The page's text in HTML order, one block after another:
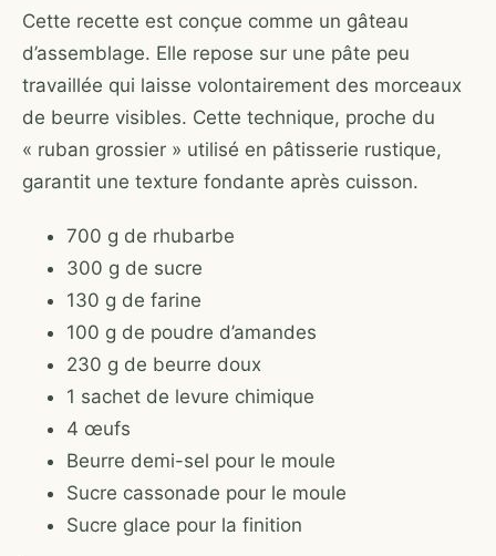
Cette recette est conçue comme un gâteau
d’assemblage. Elle repose sur une pâte peu
travaillée qui laisse volontairement des morceaux
de beurre visibles. Cette technique, proche du
« ruban grossier » utilisé en pâtisserie rustique,
garantit une texture fondante après cuisson.
700 g de rhubarbe
300 g de sucre
130 g de farine
100 g de poudre d’amandes
230 g de beurre doux
1 sachet de levure chimique
4 œufs
Beurre demi-sel pour le moule
Sucre cassonade pour le moule
Sucre glace pour la finition